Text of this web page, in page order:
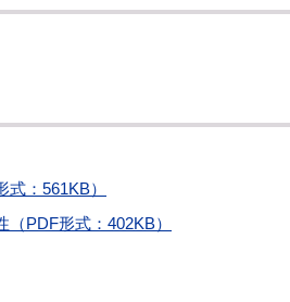
：561KB）
PDF形式：402KB）